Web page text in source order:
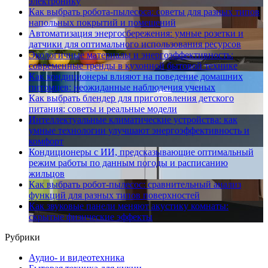
Как выбрать робота-пылесоса: советы для разных типов
напольных покрытий и помещений
Автоматизация энергосбережения: умные розетки и
датчики для оптимального использования ресурсов
Экологичные материалы и энергоэффективность:
современные тренды в кухонной бытовой технике
Как кондиционеры влияют на поведение домашних
питомцев: неожиданные наблюдения ученых
Как выбрать блендер для приготовления детского
питания: советы и реальные модели
Интеллектуальные климатические устройства: как
умные технологии улучшают энергоэффективность и
комфорт
Кондиционеры с ИИ, предсказывающие оптимальный
режим работы по данным погоды и расписанию
жильцов
Как выбрать робот-пылесос: сравнительный анализ
функций для разных типов поверхностей
Как звуковые панели меняют акустику комнаты:
скрытые физические эффекты
Рубрики
Аудио- и видеотехника